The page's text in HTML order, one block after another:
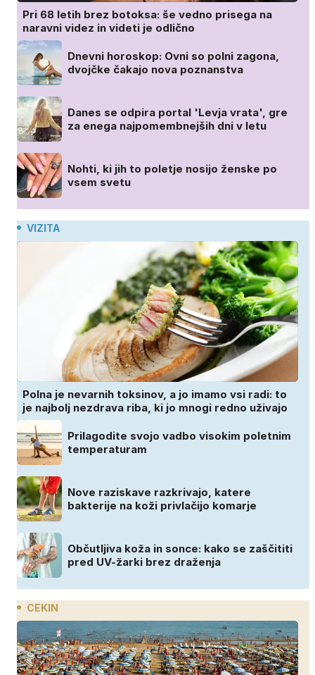
Pri 68 letih brez botoksa: še vedno prisega na
naravni videz in videti je odlično
Dnevni horoskop: Ovni so polni zagona,
dvojčke čakajo nova poznanstva
Danes se odpira portal 'Levja vrata', gre
za enega najpomembnejših dni v letu
Nohti, ki jih to poletje nosijo ženske po
vsem svetu
VIZITA
Polna je nevarnih toksinov, a jo imamo vsi radi: to
je najbolj nezdrava riba, ki jo mnogi redno uživajo
Prilagodite svojo vadbo visokim poletnim
temperaturam
Nove raziskave razkrivajo, katere
bakterije na koži privlačijo komarje
Občutljiva koža in sonce: kako se zaščititi
pred UV-žarki brez draženja
CEKIN